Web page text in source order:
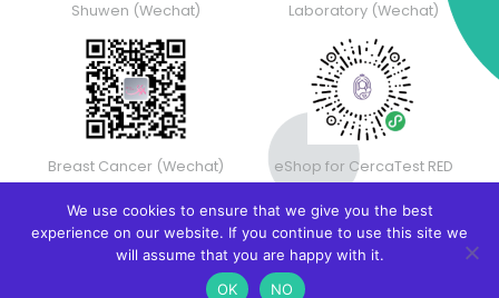
Shuwen (Wechat) Laboratory (Wechat)
Breast Cancer (Wechat) eShop for CercaTest RED
We use cookies to ensure that we give you the best
experience on our website. If you continue to use this site we
will assume that you are happy with it.
OK
NO